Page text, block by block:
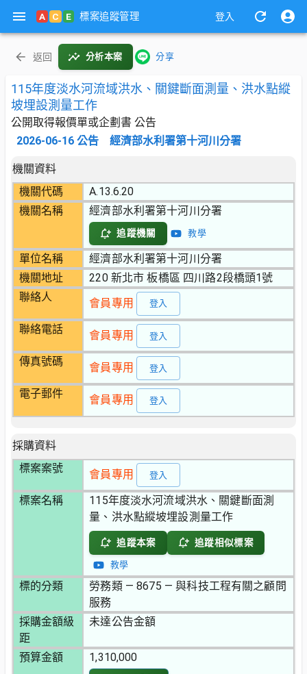
A C E 標案追蹤管理 登入
返回 分析本案 分享
115年度淡水河流域洪水、關鍵斷面測量、洪水點縱
坡埋設測量工作
公開取得報價單或企劃書 公告
2026-06-16 公告 經濟部水利署第十河川分署
機關資料
機關代碼
A.13.6.20
機關名稱
經濟部水利署第十河川分署
追蹤機關 教學
單位名稱
經濟部水利署第十河川分署
機關地址
220 新北市 板橋區 四川路2段橋頭1號
聯絡人
會員專用 登入
聯絡電話 會員專用 登入
傳真號碼 會員專用 登入
電子郵件 會員專用 登入
採購資料
標案案號
會員專用 登入
標案名稱
115年度淡水河流域洪水、關鍵斷面測
量、洪水點縱坡埋設測量工作
追蹤本案 追蹤相似標案
教學
標的分類
勞務類 — 8675 — 與科技工程有關之顧問
服務
採購金額級
距
未達公告金額
預算金額 1,310,000